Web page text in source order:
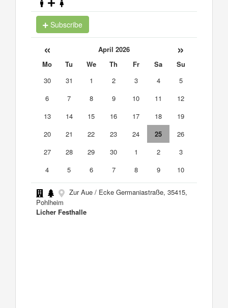
Subscribe
« April 2026 »
Mo Tu We Th Fr Sa
Su
30
31 1 2 3 4
5
6
7 8 9 10 11
12
13
14 15 16 17 18
19
20
21 22 23 24 25
26
27
28 29 30 1 2
3
4
5 6 7 8 9 10
Zur Aue / Ecke Germaniastraße, 35415,
Pohlheim
Licher Festhalle